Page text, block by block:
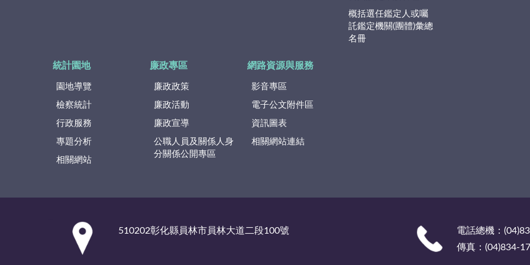
概括選任鑑定人或囑
託鑑定機關(團體)彙總
名冊
統計園地
園地導覽
檢察統計
行政服務
專題分析
相關網站
廉政專區
廉政政策
廉政活動
廉政宣導
公職人員及關係人身
分關係公開專區
網路資源與服務
影音專區
電子公文附件區
資訊圖表
相關網站連結
510202彰化縣員林市員林大道二段100號
電話總機：
傳真：(04)834-